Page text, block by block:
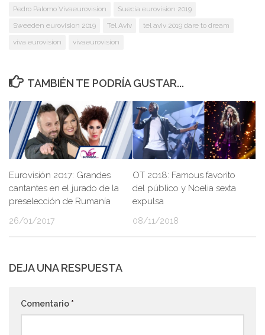
Pedro Palomo Vivaeurovision
Suecia eurovision 2019
Sweeden eurovision 2019
Tel Aviv
tel aviv 2019 dare to dream
viva eurovision
vivaeurovision
TAMBIÉN TE PODRÍA GUSTAR...
Eurovisión 2017: Grandes
cantantes en el jurado de la
preselección de Rumanía
26/01/2017
OT 2018: Famous favorito
del público y Noelia sexta
expulsa
08/11/2018
DEJA UNA RESPUESTA
Comentario *